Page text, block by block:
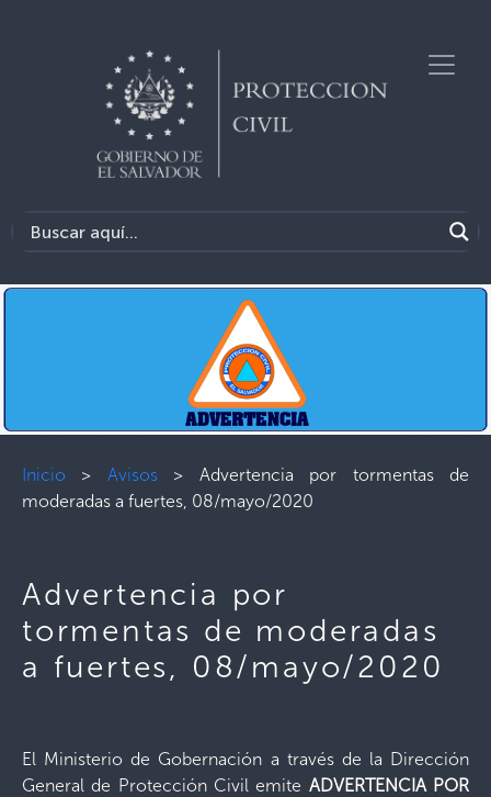
Inicio > Avisos> Advertencia por tormentas de
moderadas a fuertes, 08/mayo/2020
Advertencia por
tormentas de moderadas
a fuertes, 08/mayo/2020
El Ministerio de Gobernación a través de la Dirección
General de Protección Civil emite ADVERTENCIA POR